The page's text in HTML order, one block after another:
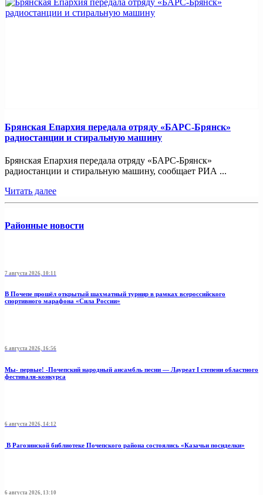
Брянская Епархия передала отряду «БАРС-Брянск»
радиостанции и стиральную машину
Брянская Епархия передала отряду «БАРС-Брянск»
радиостанции и стиральную машину, сообщает РИА ...
Читать далее
Районные новости
7 августа 2026, 10:11
В Почепе прошёл открытый шахматный турнир в рамках всероссийского
спортивного марафона «Сила России»
6 августа 2026, 16:56
Мы- первые! -Почепский народный ансамбль песни — Лауреат I степени областного
фестиваля-конкурса
6 августа 2026, 14:12
В Рагозинской библиотеке Почепского района состоялись «Казачьи посиделки»
6 августа 2026, 13:10